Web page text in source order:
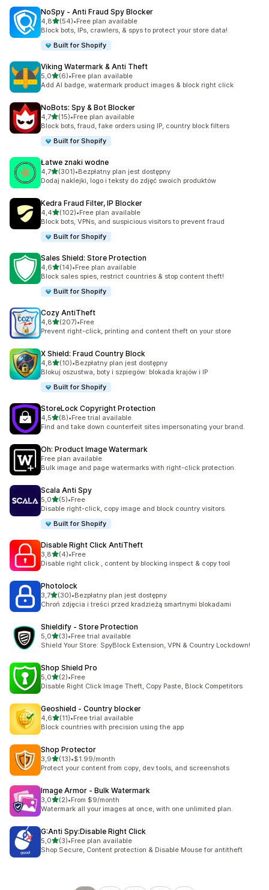
NoSpy ‑ Anti Fraud Spy Blocker
4,8na 5 gwiazdek
(54)
Łączna liczba recenzji: 54
•Free plan available
Block bots, IPs, crawlers, & spys to protect your store data!
Built for Shopify
Viking Watermark & Anti Theft
5,0na 5 gwiazdek
(6)
Łączna liczba recenzji: 6
•Free plan available
Add AI badge, watermark product images & block right click
NoBots: Spy & Bot Blocker
4,7na 5 gwiazdek
(15)
Łączna liczba recenzji: 15
•Free plan available
Block bots, fraud, fake orders using IP, country block filters
Built for Shopify
Łatwe znaki wodne
4,7na 5 gwiazdek
(301)
Łączna liczba recenzji: 301
•Bezpłatny plan jest dostępny
Dodaj naklejki, logo i teksty do zdjęć swoich produktów
Kedra Fraud Filter, IP Blocker
4,4na 5 gwiazdek
(102)
Łączna liczba recenzji: 102
•Free plan available
Block bots, VPNs, and suspicious visitors to prevent fraud
Built for Shopify
Sales Shield: Store Protection
4,6na 5 gwiazdek
(14)
Łączna liczba recenzji: 14
•Free plan available
Block sales spies, restrict countries & stop content theft!
Built for Shopify
Cozy AntiTheft
4,8na 5 gwiazdek
(207)
Łączna liczba recenzji: 207
•Free
Prevent right-click, printing and content theft on your store
X Shield: Fraud Country Block
4,8na 5 gwiazdek
(10)
Łączna liczba recenzji: 10
•Bezpłatny plan jest dostępny
Blokuj oszustwa, boty i szpiegów: blokada krajów i IP
Built for Shopify
StoreLock Copyright Protection
4,5na 5 gwiazdek
(8)
Łączna liczba recenzji: 8
•Free trial available
Find and take down counterfeit sites impersonating your brand.
Oh: Product Image Watermark
Free plan available
Bulk image and page watermarks with right-click protection.
Scala Anti Spy
5,0na 5 gwiazdek
(5)
Łączna liczba recenzji: 5
•Free
Disable right-click, copy image and block country visitors.
Built for Shopify
Disable Right Click AntiTheft
3,8na 5 gwiazdek
(4)
Łączna liczba recenzji: 4
•Free
Disable right click , content by blocking inspect & copy tool
Photolock
3,7na 5 gwiazdek
(30)
Łączna liczba recenzji: 30
•Bezpłatny plan jest dostępny
Chroń zdjęcia i treści przed kradzieżą smartnymi blokadami
Shieldify ‑ Store Protection
5,0na 5 gwiazdek
(3)
Łączna liczba recenzji: 3
•Free trial available
Shield Your Store: SpyBlock Extension, VPN & Country Lockdown!
Shop Shield Pro
5,0na 5 gwiazdek
(2)
Łączna liczba recenzji: 2
•Free
Disable Right Click Image Theft, Copy Paste, Block Competitors
Geoshield ‑ Country blocker
4,6na 5 gwiazdek
(11)
Łączna liczba recenzji: 11
•Free trial available
Block countries with precision using the app
Shop Protector
3,9na 5 gwiazdek
(13)
Łączna liczba recenzji: 13
•$1.99/month
Protect your content from copy, dev tools, and screenshots
Image Armor ‑ Bulk Watermark
3,0na 5 gwiazdek
(2)
Łączna liczba recenzji: 2
•From $9/month
Watermark all your images at once, with one unlimited plan.
G:Anti Spy:Disable Right Click
5,0na 5 gwiazdek
(3)
Łączna liczba recenzji: 3
•Free plan available
Shop Secure, Content protection & Disable Mouse for antitheft